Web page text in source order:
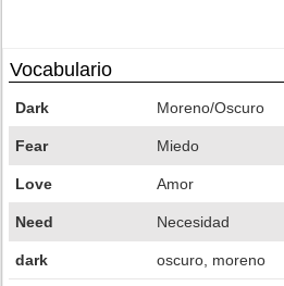
Vocabulario
Dark Moreno/Oscuro
Fear Miedo
Love Amor
Need Necesidad
dark oscuro, moreno